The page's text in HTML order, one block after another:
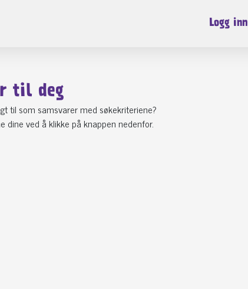
Logg inn
til deg
til som samsvarer med søkekriteriene?
ved å klikke på knappen nedenfor.